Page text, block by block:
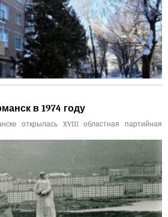
в 1974 году
открылась XVIII областная партийная